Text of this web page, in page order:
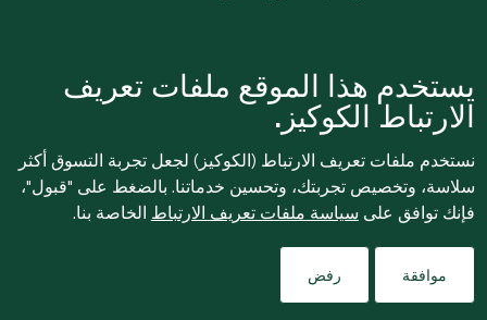
يستخدم هذا الموقع ملفات تعريف
الارتباط الكوكيز.
نستخدم ملفات تعريف الارتباط (الكوكيز) لجعل تجربة التسوق أكثر
سلاسة، وتخصيص تجربتك، وتحسين خدماتنا. بالضغط على "قبول"،
فإنك توافق على سياسة ملفات تعريف الارتباط الخاصة بنا.
موافقة رفض